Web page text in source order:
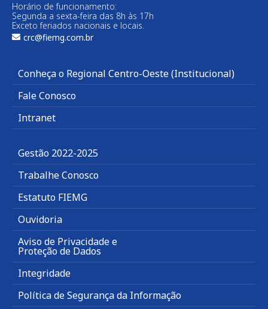
Horário de funcionamento:
Segunda a sexta-feira das 8h às 17h
Exceto feriados nacionais e locais.
crc@fiemg.com.br
Conheça o Regional Centro-Oeste (Institucional)
Fale Conosco
Intranet
Gestão 2022-2025
Trabalhe Conosco
Estatuto FIEMG
Ouvidoria
Aviso de Privacidade e
Proteção de Dados
Integridade
Política de Segurança da Informação